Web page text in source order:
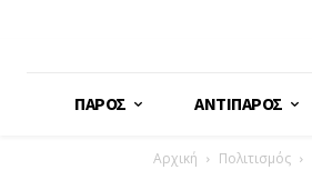
ΠΆΡΟΣ ΑΝΤΊΠΑΡΟΣ
Αρχική Πολιτισμός